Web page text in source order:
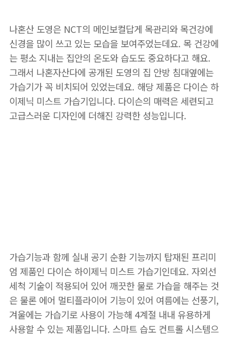
나혼산 도영은 NCT의 메인보컬답게 목관리와 목건강에
신경을 많이 쓰고 있는 모습을 보여주었는데요. 목 건강에
는 평소 지내는 집안의 온도와 습도도 중요하다고 해요.
그래서 나혼자산다에 공개된 도영의 집 안방 침대옆에는
가습기가 꼭 비치되어 있었는데요. 해당 제품은 다이슨 하
이제닉 미스트 가습기입니다. 다이슨의 매력은 세련되고
고급스러운 디자인에 더해진 강력한 성능입니다.
가습기능과 함께 실내 공기 순환 기능까지 탑재된 프리미
엄 제품인 다이슨 하이제닉 미스트 가습기인데요. 자외선
세척 기술이 적용되어 있어 깨끗한 물로 가습을 해주는 것
은 물론 에어 멀티플라이어 기능이 있어 여름에는 선풍기,
겨울에는 가습기로 사용이 가능해 4계절 내내 유용하게
사용할 수 있는 제품입니다. 스마트 습도 컨트롤 시스템으